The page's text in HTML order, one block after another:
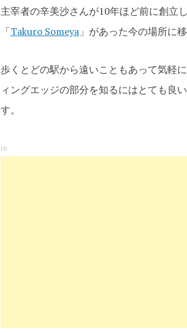
主宰者の辛美沙さんが10年ほど前に創立
「Takuro Someya」があった今の場所に
歩くとどの駅から遠いこともあって気軽
ィングエッジの部分を知るにはとても良
す。
PR